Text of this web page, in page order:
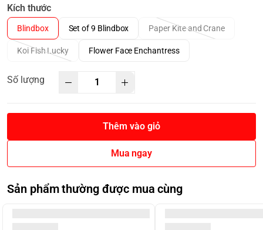
Kích thước
Blindbox Set of 9 Blindbox Paper Kite and Crane
Koi Fish Lucky Flower Face Enchantress
Số lượng
Thêm vào giỏ
Mua ngay
Sản phẩm thường được mua cùng